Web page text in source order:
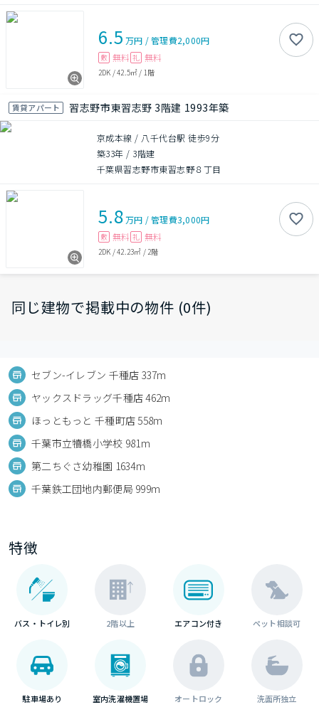
6.5 万円 /管理費2,000円
敷 無料 礼 無料
2DK /42.5㎡ / 1階
賃貸アパート 習志野市東習志野 3階建 1993年築
京成本線 / 八千代台駅 徒歩9分
築33年 / 3階建
千葉県習志野市東習志野８丁目
5.8万円 /管理費3,000円
敷 無料 礼 無料
2DK /42.23㎡ / 2階
同じ建物で掲載中の物件 (0件)
セブン-イレブン 千種店 337m
ヤックスドラッグ千種店 462m
ほっともっと 千種町店 558m
千葉市立犢橋小学校 981m
第二ちぐさ幼稚園 1634m
千葉鉄工団地内郵便局 999m
特徴
バス・トイレ別 2階以上 エアコン付き ペット相談可
駐車場あり 室内洗濯機置場 オートロック 洗面所独立